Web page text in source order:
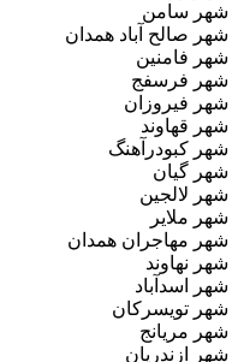
شهر سامن
شهر صالح آباد همدان
شهر فامنین
شهر فرسفج
شهر فیروزان
شهر قهاوند
شهر کبودرآهنگ
شهر گیان
شهر لالجین
شهر ملایر
شهر مهاجران همدان
شهر نهاوند
شهر اسدآباد
شهر تویسرکان
شهر مریانج
شهر ازندریان